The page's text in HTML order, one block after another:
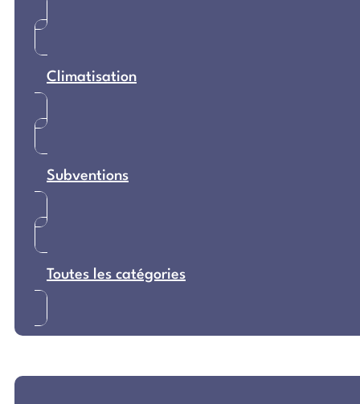
Climatisation
Subventions
Toutes les catégories